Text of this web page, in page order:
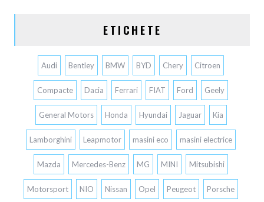
ETICHETE
Audi Bentley BMW BYD Chery Citroen
Compacte Dacia Ferrari FIAT Ford Geely
General Motors Honda Hyundai Jaguar Kia
Lamborghini Leapmotor masini eco masini electrice
Mazda Mercedes-Benz MG MINI Mitsubishi
Motorsport NIO Nissan Opel Peugeot Porsche